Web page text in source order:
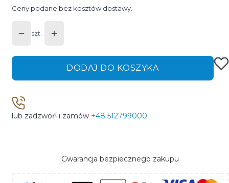
Ceny podane bez kosztów dostawy.
szt.
DODAJ DO KOSZYKA
lub zadzwoń i zamów +48 512799000
Gwarancja bezpiecznego zakupu